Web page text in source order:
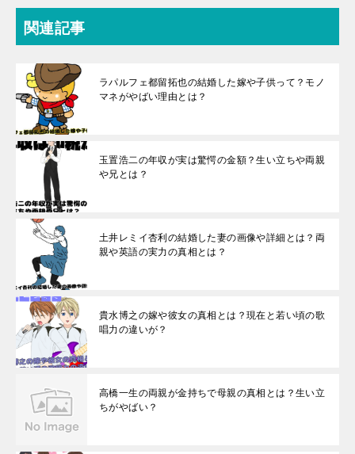
関連記事
ラパルフェ都留拓也の結婚した嫁や子供って？モノ
マネがやばい理由とは？
玉置浩二の年収が実は驚愕の金額？生い立ちや両親
や兄とは？
土井レミイ杏利の結婚した妻の画像や詳細とは？両
親や英語の実力の真相とは？
貴水博之の嫁や彼女の真相とは？現在と若い頃の歌
唱力の違いが？
高橋一生の両親が金持ちで母親の真相とは？生い立
ちがやばい？